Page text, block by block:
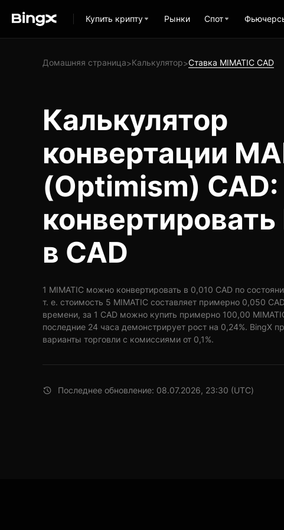
Купить крипту Рынки Спот
Домашняя страница>Калькулятор>Ставка MIMATIC CAD
Калькулятор
конвертации
(Optimism) CAD:
конвертировать
в CAD
1 MIMATIC можно конвертировать в 0,010 CAD по
т. е. стоимость 5 MIMATIC составляет примерно 0,050
времени, за 1 CAD можно купить примерно 100,00
последние 24 часа демонстрирует рост на 0,24%. BingX
варианты торговли с комиссиями от 0,1%.
Последнее обновление: 08.07.2026, 23:30 (UTC)